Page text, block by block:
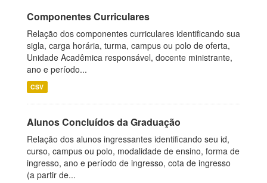
Componentes Curriculares
Relação dos componentes curriculares identificando sua
sigla, carga horária, turma, campus ou polo de oferta,
Unidade Acadêmica responsável, docente ministrante,
ano e período...
CSV
Alunos Concluídos da Graduação
Relação dos alunos ingressantes identificando seu id,
curso, campus ou polo, modalidade de ensino, forma de
ingresso, ano e período de ingresso, cota de ingresso
(a partir de...